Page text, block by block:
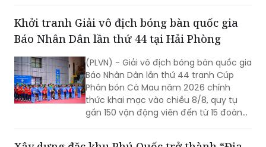
Khởi tranh Giải vô địch bóng bàn quốc gia
Báo Nhân Dân lần thứ 44 tại Hải Phòng
(PLVN) - Giải vô địch bóng bàn quốc gia
Báo Nhân Dân lần thứ 44 tranh Cúp
Phân bón Cà Mau năm 2026 chính
thức khai mạc vào chiều 8/8, quy tụ
gần 150 vận động viên đến từ 15 đoàn